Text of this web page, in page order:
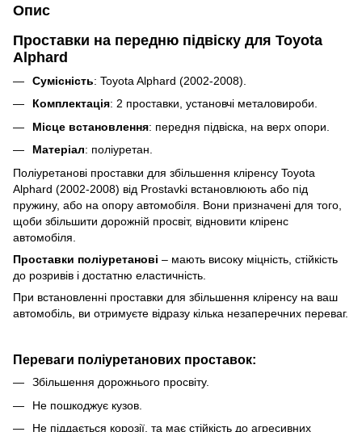
Опис
Проставки на передню підвіску для Toyota
Alphard
Сумісність: Toyota Alphard (2002-2008).
Комплектація: 2 проставки, установчі металовироби.
Місце встановлення: передня підвіска, на верх опори.
Матеріал: поліуретан.
Поліуретанові проставки для збільшення кліренсу Toyota
Alphard (2002-2008) від Prostavki встановлюють або під
пружину, або на опору автомобіля.
Вони призначені для того,
щоби збільшити дорожній просвіт, відновити кліренс
автомобіля.
Проставки поліуретанові – мають високу міцність, стійкість
до розривів і достатню еластичність.
При встановленні проставки для збільшення кліренсу на ваш
автомобіль, ви отримуєте відразу кілька незаперечних переваг.
Переваги поліуретанових проставок:
Збільшення дорожнього просвіту.
Не пошкоджує кузов.
Не піддається корозії, та має стійкість до агресивних